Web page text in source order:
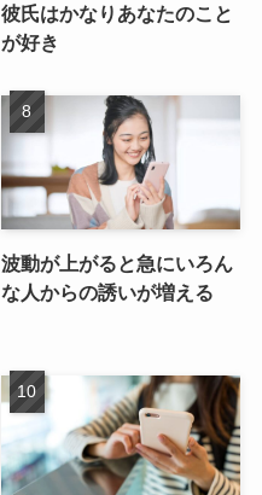
彼氏はかなりあなたのこと
が好き
波動が上がると急にいろん
な人からの誘いが増える